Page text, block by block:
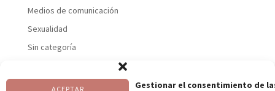
Gestionar el consentimiento de
ACEPTAR
Medios de comunicación
Sexualidad
Sin categoría